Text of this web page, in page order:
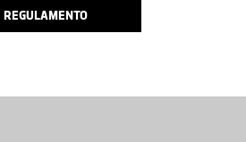
REGULAMENTO